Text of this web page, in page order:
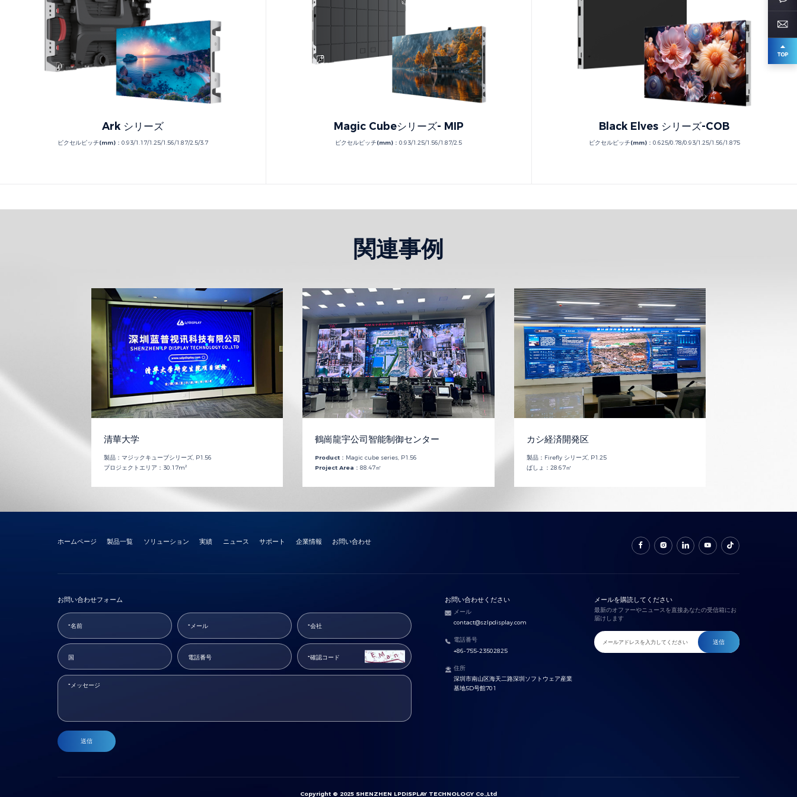
Ark シリーズ
ピクセルピッチ(mm)： 0.93/1.17/1.25/1.56/1.87/2.5/3.7
Magic Cubeシリーズ- MIP
ピクセルピッチ(mm)：0.93/1.25/1.56/1.87/2.5
Black Elves シリーズ-COB
ピクセルピッチ(mm)： 0.625/0.78/0.93/1.25/1.56/1.875
関連事例
清華大学
製品： マジックキューブシリーズ, P1.56
プロジェクトエリア： 30.17m²
鶴崗龍宇公司智能制御センター
Product： Magic cube series, P1.56
Project Area：88.47㎡
カシ経済開発区
製品： Firefly シリーズ, P1.25
ばしょ： 28.67㎡
ホームページ 製品一覧 ソリューション 実績 ニュース サポート 企業情報 お問い合わせ
お問い合わせフォーム
送信
お問い合わせください
メール
contact@szlpdisplay.com
電話番号
+86-755-23502825
住所
深圳市南山区海天二路深圳ソフトウェア産業
基地5D号館701
メールを購読してください
最新のオファーやニュースを直接あなたの受信箱にお
届けします
送信
Copyright © 2025 SHENZHEN LPDISPLAY TECHNOLOGY Co.,Ltd